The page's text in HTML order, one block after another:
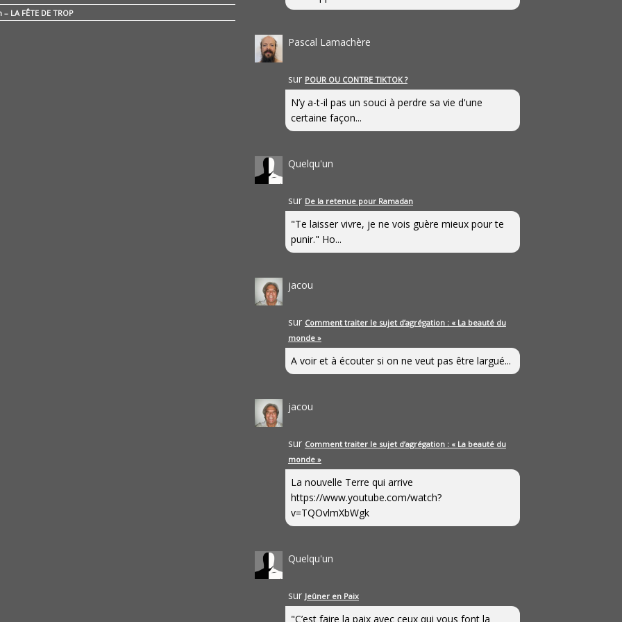
LA FÊTE DE TROP
Pascal Lamachère
sur POUR OU CONTRE TIKTOK ?
N’y a-t-il pas un souci à perdre sa vie d'une
certaine façon...
Quelqu'un
sur De la retenue pour Ramadan
"Te laisser vivre, je ne vois guère mieux pour te
punir." Ho...
jacou
sur Comment traiter le sujet d’agrégation : « La beauté du
monde »
A voir et à écouter si on ne veut pas être largué...
jacou
sur Comment traiter le sujet d’agrégation : « La beauté du
monde »
La nouvelle Terre qui arrive
https://www.youtube.com/watch?
v=TQOvlmXbWgk
Quelqu'un
sur Jeûner en Paix
"C’est faire la paix avec ceux qui vous font la